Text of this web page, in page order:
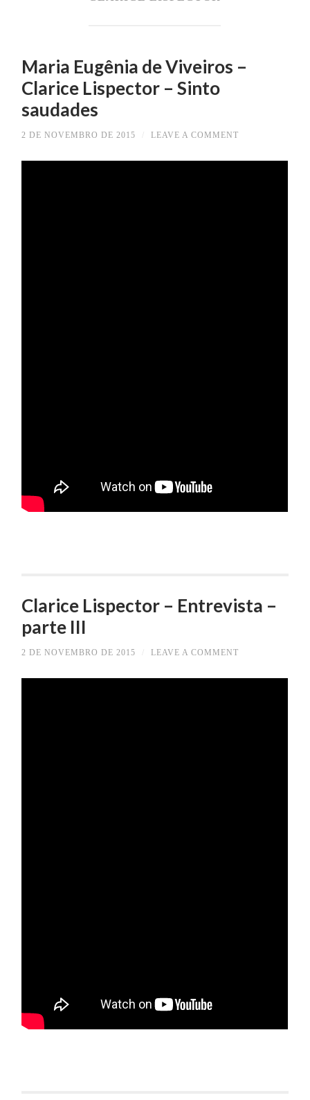
Maria Eugênia de Viveiros –
Clarice Lispector – Sinto
saudades
2 DE NOVEMBRO DE 2015 LEAVE A COMMENT
Clarice Lispector – Entrevista –
parte III
2 DE NOVEMBRO DE 2015 LEAVE A COMMENT